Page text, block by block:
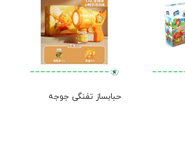
حبابساز تفنگی جوجه